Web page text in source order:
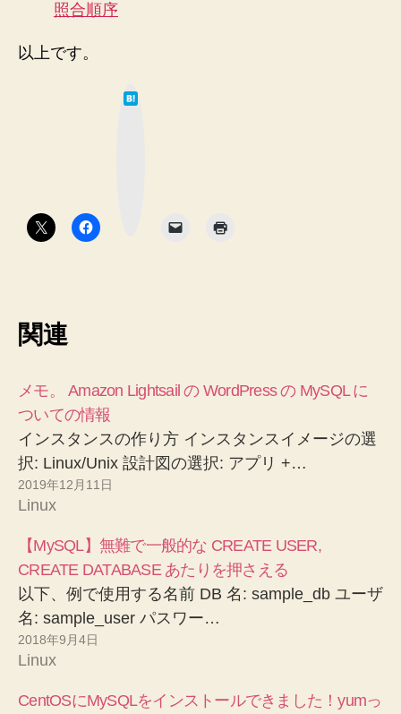
照合順序
以上です。
関連
メモ。 Amazon Lightsail の WordPress の MySQL に
ついての情報
インスタンスの作り方 インスタンスイメージの選
択: Linux/Unix 設計図の選択: アプリ +…
2019年12月11日
Linux
【MySQL】無難で一般的な CREATE USER,
CREATE DATABASE あたりを押さえる
以下、例で使用する名前 DB 名: sample_db ユーザ
名: sample_user パスワー…
2018年9月4日
Linux
CentOSにMySQLをインストールできました！yumっ